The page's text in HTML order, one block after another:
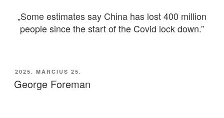
„Some estimates say China has lost 400 million
people since the start of the Covid lock down.”
BEKÜLDVE:
2025. MÁRCIUS 25.
George Foreman